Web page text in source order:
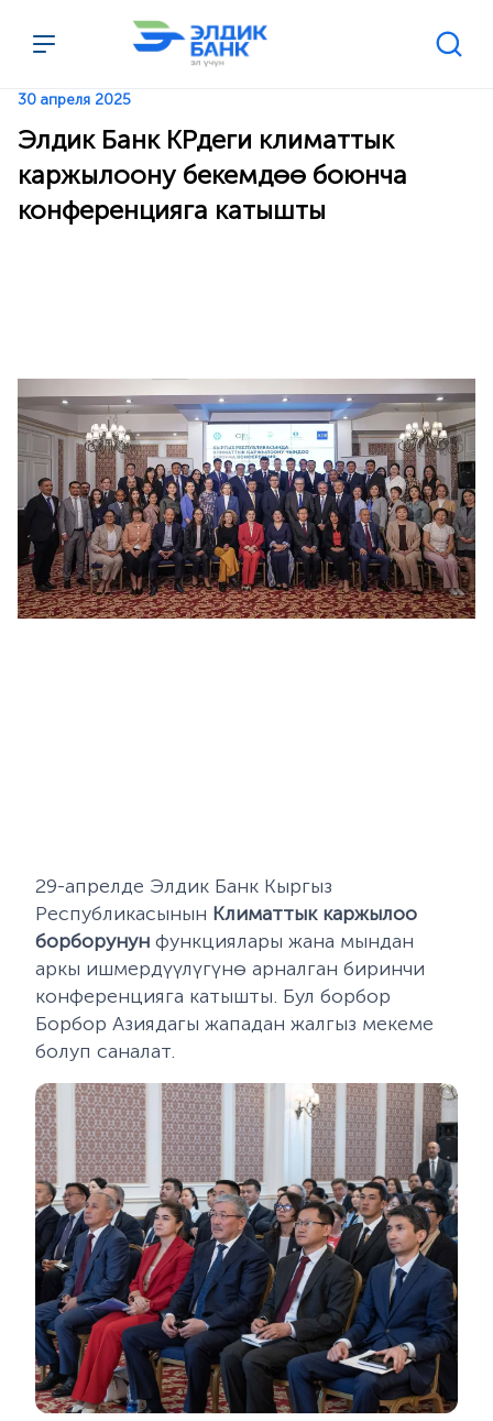
Перейти к содержимому
30 апреля 2025
Элдик Банк КРдеги климаттык
каржылоону бекемдөө боюнча
конференцияга катышты
29-апрелде Элдик Банк Кыргыз
Республикасынын Климаттык каржылоо
борборунун функциялары жана мындан
аркы ишмердүүлүгүнө арналган биринчи
конференцияга катышты. Бул борбор
Борбор Азиядагы жападан жалгыз мекеме
болуп саналат.